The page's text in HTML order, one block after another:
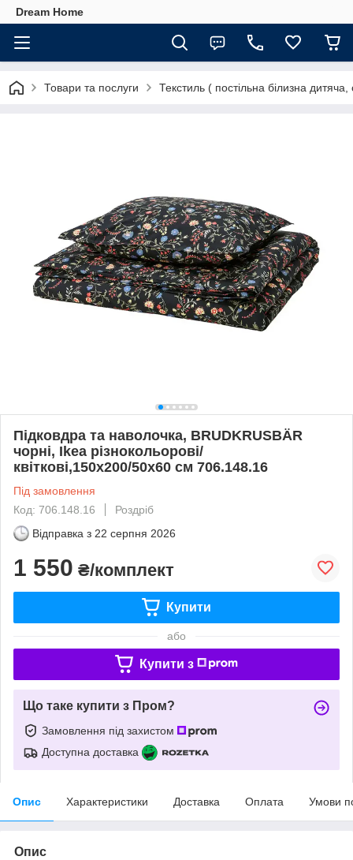
Dream Home
Товари та послуги Текстиль ( постільна білизна дитяча,
Підковдра та наволочка, BRUDKRUSBÄR
чорні, Ikea різнокольорові/
квіткові,150x200/50x60 см 706.148.16
Під замовлення
Код: 706.148.16
Роздріб
Відправка з 22 серпня 2026
1 550 ₴/комплект
Купити
або
Купити з
Що таке купити з Пром?
Замовлення під захистом
Доступна доставка
Опис Характеристики Доставка Оплата Умови
Опис